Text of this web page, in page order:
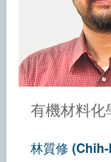
有機材料
林質修